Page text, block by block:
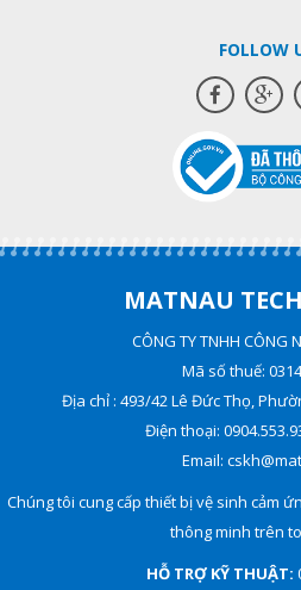
FOLLOW
MATNAU
CÔNG TY TNHH CÔNG
Mã số thuế:
Địa chỉ : 493/42 Lê Đức Thọ,
Điện thoại:
Email:
Chúng tôi cung cấp thiết bị vệ sinh cảm
thông minh trên
HỖ TRỢ KỸ THUẬT: